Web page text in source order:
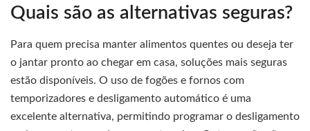
Quais são as alternativas seguras?
Para quem precisa manter alimentos quentes ou deseja ter
o jantar pronto ao chegar em casa, soluções mais seguras
estão disponíveis. O uso de fogões e fornos com
temporizadores e desligamento automático é uma
excelente alternativa, permitindo programar o desligamento